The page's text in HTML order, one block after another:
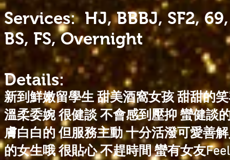
Services: HJ, BBBJ, SF2, 69,
BS, FS, Overnight
Details:
新到鮮嫩留學生 甜美酒窩女孩 甜甜的
溫柔委婉 很健談 不會感到壓抑 蠻健談
膚白白的 但服務主動 十分活潑可愛善
的女生哦 很貼心 不趕時間 蠻有女友